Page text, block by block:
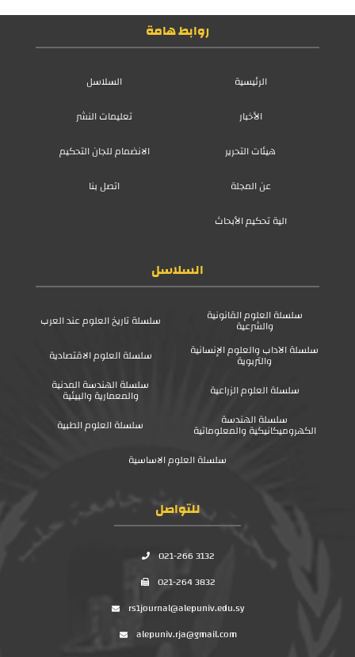
روابط هامة
الرئيسية
السلاسل
الأخبار
تعليمات النشر
هيئات التحرير
الانضمام للجان التحكيم
عن المجلة
اتصل بنا
آلية تحكيم الأبحاث
السلاسل
سلسلة العلوم القانونية
والشرعية
سلسلة تاريخ العلوم عند العرب
سلسلة الآداب والعلوم الإنسانية
والتربوية
سلسلة العلوم الاقتصادية
سلسلة العلوم الزراعية
سلسلة الهندسة المدنية
والمعمارية والبيئية
سلسلة الهندسة
الكهروميكانيكية والمعلوماتية
سلسلة العلوم الطبية
سلسلة العلوم الاساسية
للتواصل
021-266 3132
021-264 3832
rs1journal@alepuniv.edu.sy
alepuniv.rja@gmail.com